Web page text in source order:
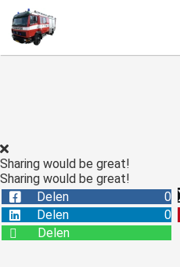
Sharing would be great!
Sharing would be great!
Delen
0
Delen
0
Delen